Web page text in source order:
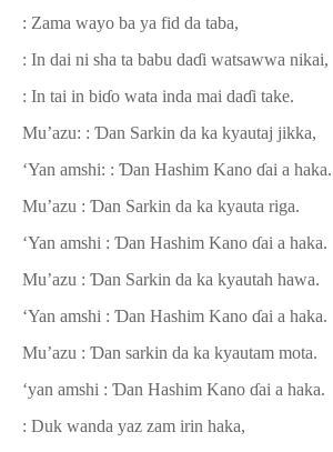
: Zama wayo ba ya fid da taba,
: In dai ni sha ta babu daɗi watsawwa nikai,
: In tai in biɗo wata inda mai daɗi take.
Mu’azu: : Ɗan Sarkin da ka kyautaj jikka,
‘Yan amshi: : Ɗan Hashim Kano ɗai a haka.
Mu’azu : Ɗan Sarkin da ka kyauta riga.
‘Yan amshi : Ɗan Hashim Kano ɗai a haka.
Mu’azu : Ɗan Sarkin da ka kyautah hawa.
‘Yan amshi : Ɗan Hashim Kano ɗai a haka.
Mu’azu : Ɗan sarkin da ka kyautam mota.
‘yan amshi : Ɗan Hashim Kano ɗai a haka.
: Duk wanda yaz zam irin haka,